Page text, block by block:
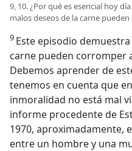
9, 10. ¿Por qué es esencial hoy
malos deseos de la carne
9 Este episodio
carne pueden corromper
Debemos aprender de
tenemos en cuenta que
inmoralidad no está mal
informe procedente de
1970, aproximadamente,
entre un hombre y una